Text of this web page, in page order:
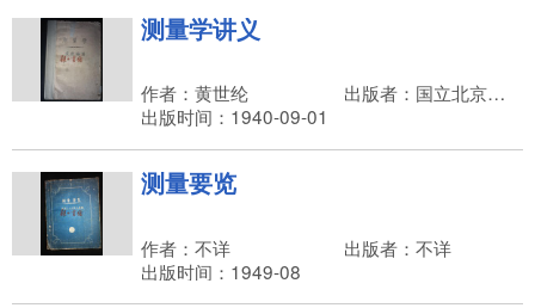
测量学讲义
作者：黄世纶
出版者：国立北京大学工学院
出版时间：1940-09-01
测量要览
作者：不详
出版者：不详
出版时间：1949-08